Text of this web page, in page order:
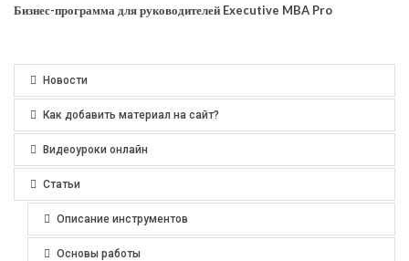
Бизнес-программа для руководителей Executive MBA Pro
Новости
Как добавить материал на сайт?
Видеоуроки онлайн
Статьи
Описание инструментов
Основы работы